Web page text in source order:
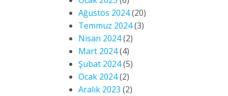
Ağustos 2024(20)
Temmuz 2024(3)
Nisan 2024(2)
Mart 2024(4)
Şubat 2024(5)
Ocak 2024(2)
Aralık 2023 (2)